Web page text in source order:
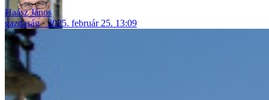
Haász János
gazdaság
2025. február 25. 13:09